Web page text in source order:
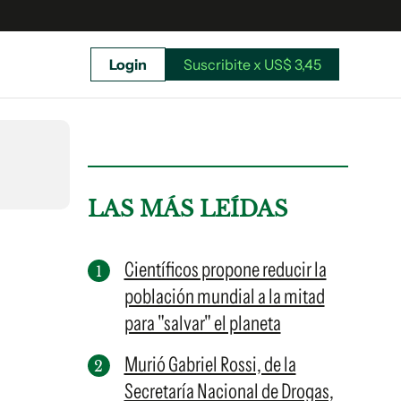
Suscribite x US$ 3,45
Login Suscribite x US$ 3,45
LAS MÁS LEÍDAS
Científicos propone reducir la
población mundial a la mitad
para "salvar" el planeta
Murió Gabriel Rossi, de la
Secretaría Nacional de Drogas,